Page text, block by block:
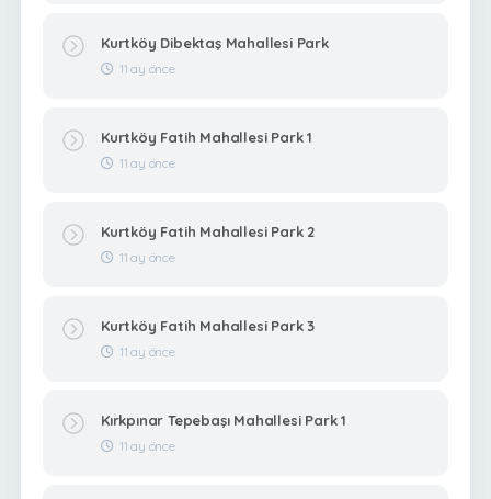
Kurtköy Dibektaş Mahallesi Park
11 ay önce
Kurtköy Fatih Mahallesi Park 1
11 ay önce
Kurtköy Fatih Mahallesi Park 2
11 ay önce
Kurtköy Fatih Mahallesi Park 3
11 ay önce
Kırkpınar Tepebaşı Mahallesi Park 1
11 ay önce